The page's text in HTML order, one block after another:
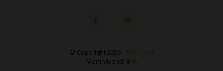
© Copyright 2026 - RSS-feed
Mani Vivendi B.V.